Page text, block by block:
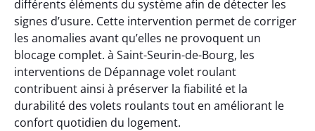
différents éléments du système afin de détecter les
signes d’usure. Cette intervention permet de corriger
les anomalies avant qu’elles ne provoquent un
blocage complet. à Saint-Seurin-de-Bourg, les
interventions de Dépannage volet roulant
contribuent ainsi à préserver la fiabilité et la
durabilité des volets roulants tout en améliorant le
confort quotidien du logement.